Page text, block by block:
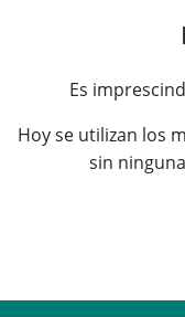
Es
Hoy se utilizan los
sin